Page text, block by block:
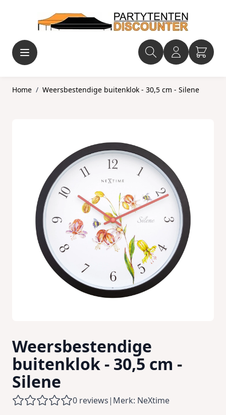
Home / Weersbestendige buitenklok - 30,5 cm - Silene
Weersbestendige
buitenklok - 30,5 cm -
Silene
0 reviews| Merk: NeXtime